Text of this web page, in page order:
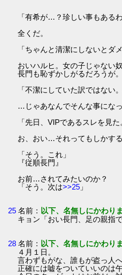
「有希が…？珍しい事もあるわ
全くだ。
「ちゃんと清潔にしないとダ
おいハルヒ。女の子じゃない
長門も恥ずかしがるだろうが。
「不潔にしていた訳ではない
…じゃあなんでそんな事になっ
「先日、VIPであるスレを見
お、おい…それってもしかす
「そう。これ」
『従順長門』
お前…されてみたいのか？
「そう。次は>>25 」
25 名前： 以下、名無しにかわり
キョン「おい長門、足の親指
28 名前： 以下、名無しにかわり
４月１日。
言わずもがな、誰もが盗っ人
正確には嘘をついていいのは